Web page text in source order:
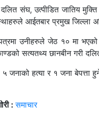
संघ, उत्पीडित जातिय
आईतबार प्रमुख जिल्ला
उनीहरुले जेठ १० मा
सत्यतथ्य छानबीन गरी
जनाको हत्या र १ जना बेपत्ता
:समाचार